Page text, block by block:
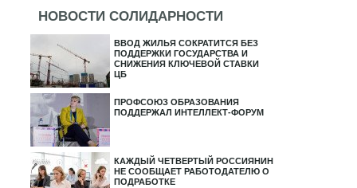
НОВОСТИ СОЛИДАРНОСТИ
ВВОД ЖИЛЬЯ СОКРАТИТСЯ БЕЗ
ПОДДЕРЖКИ ГОСУДАРСТВА И
СНИЖЕНИЯ КЛЮЧЕВОЙ СТАВКИ
ЦБ
ПРОФСОЮЗ ОБРАЗОВАНИЯ
ПОДДЕРЖАЛ ИНТЕЛЛЕКТ-ФОРУМ
КАЖДЫЙ ЧЕТВЕРТЫЙ РОССИЯНИН
НЕ СООБЩАЕТ РАБОТОДАТЕЛЮ О
ПОДРАБОТКЕ